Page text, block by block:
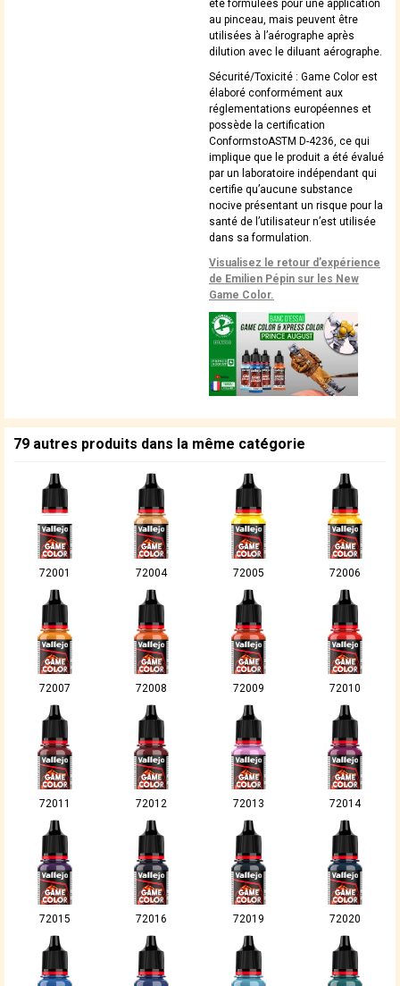
été formulées pour une application
au pinceau, mais peuvent être
utilisées à l’aérographe après
dilution avec le diluant aérographe.
Sécurité/Toxicité : Game Color est
élaboré conformément aux
réglementations européennes et
possède la certification
ConformstoASTM D-4236, ce qui
implique que le produit a été évalué
par un laboratoire indépendant qui
certifie qu’aucune substance
nocive présentant un risque pour la
santé de l’utilisateur n’est utilisée
dans sa formulation.
Visualisez le retour d’expérience
de Emilien Pépin sur les New
Game Color.
79 autres produits dans la même catégorie
72001 72004 72005 72006
72007 72008 72009 72010
72011 72012 72013 72014
72015 72016 72019 72020